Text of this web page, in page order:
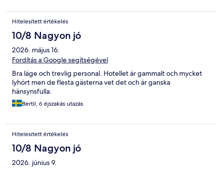
Hitelesített értékelés
10/8 Nagyon jó
2026. május 16.
Fordítás a Google segítségével
Bra läge och trevlig personal. Hotellet är gammalt och mycket
lyhört men de flesta gästerna vet det och är ganska
hänsynsfulla.
Bertil, 6 éjszakás utazás
Hitelesített értékelés
10/8 Nagyon jó
2026. június 9.